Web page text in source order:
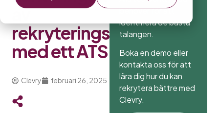
av
rekryteringspipelinen
med ett ATS
Clevry februari 26, 2025
behöver för att
identifiera de bästa
talangen.
Boka en demo eller
kontakta oss för att
lära dig hur du kan
rekrytera bättre med
Clevry.